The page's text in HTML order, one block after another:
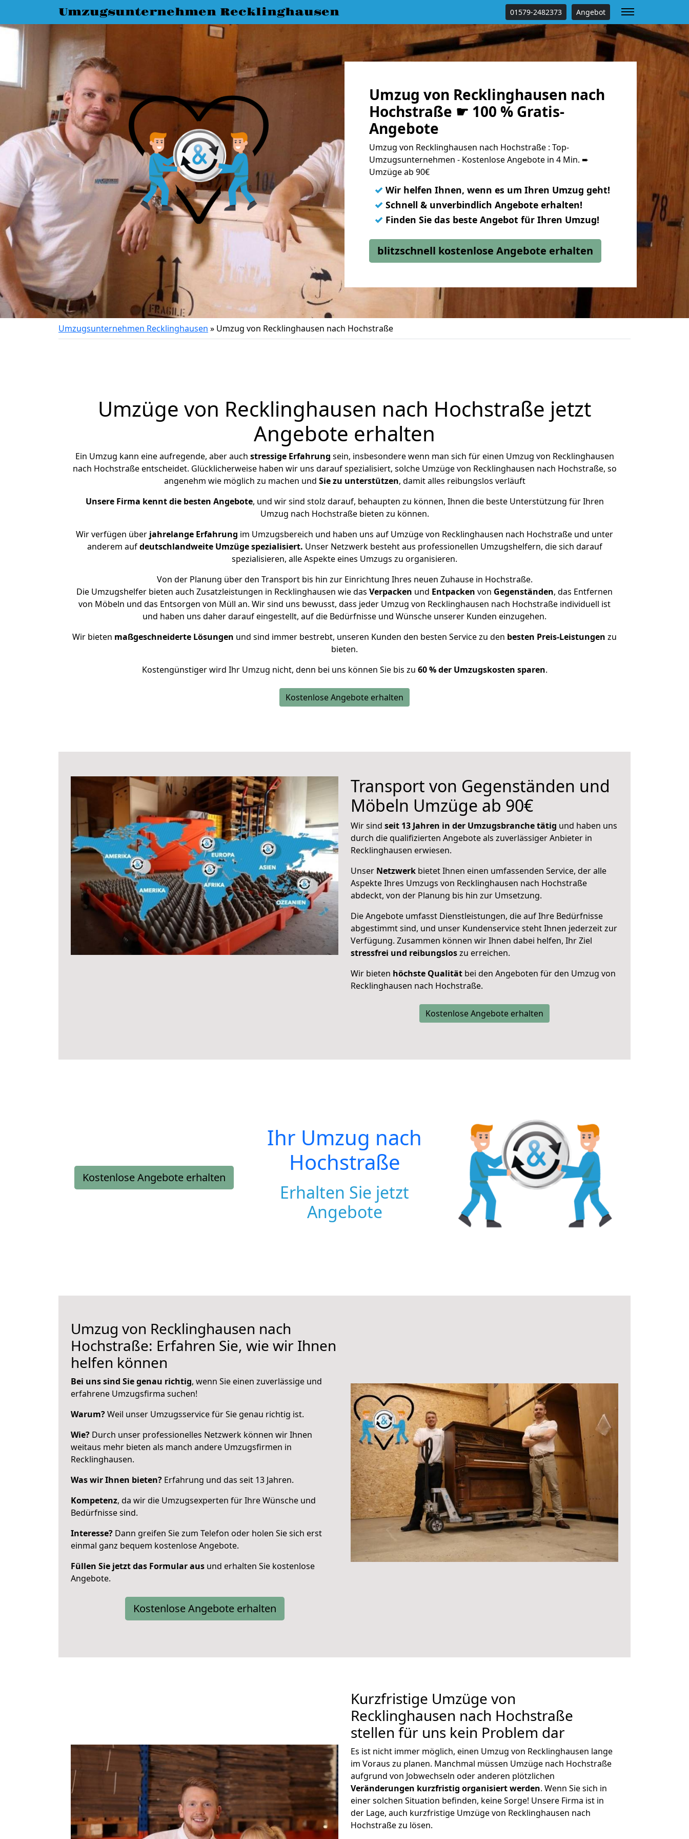
Umzugsunternehmen Recklinghausen 01579-2482373 Angebot
Umzug von Recklinghausen nach
Hochstraße ☛ 100 % Gratis-
Angebote
Umzug von Recklinghausen nach Hochstraße : Top-
Umzugsunternehmen - Kostenlose Angebote in 4 Min. ➨
Umzüge ab 90€
✓ Wir helfen Ihnen, wenn es um Ihren Umzug geht!
✓ Schnell & unverbindlich Angebote erhalten!
✓ Finden Sie das beste Angebot für Ihren Umzug!
blitzschnell kostenlose Angebote erhalten
Umzugsunternehmen Recklinghausen » Umzug von Recklinghausen nach Hochstraße
Umzüge von Recklinghausen nach Hochstraße jetzt
Angebote erhalten
Ein Umzug kann eine aufregende, aber auch stressige Erfahrung sein, insbesondere wenn man sich für einen Umzug von Recklinghausen
nach Hochstraße entscheidet. Glücklicherweise haben wir uns darauf spezialisiert, solche Umzüge von Recklinghausen nach Hochstraße, so
angenehm wie möglich zu machen und Sie zu unterstützen, damit alles reibungslos verläuft
Unsere Firma kennt die besten Angebote, und wir sind stolz darauf, behaupten zu können, Ihnen die beste Unterstützung für Ihren
Umzug nach Hochstraße bieten zu können.
Wir verfügen über jahrelange Erfahrung im Umzugsbereich und haben uns auf Umzüge von Recklinghausen nach Hochstraße und unter
anderem aufdeutschlandweite Umzüge spezialisiert. Unser Netzwerk besteht aus professionellen Umzugshelfern, die sich darauf
spezialisieren, alle Aspekte eines Umzugs zu organisieren.
Von der Planung über den Transport bis hin zur Einrichtung Ihres neuen Zuhause in Hochstraße.
Die Umzugshelfer bieten auch Zusatzleistungen in Recklinghausen wie das Verpacken und Entpacken von Gegenständen, das Entfernen
von Möbeln und das Entsorgen von Müll an. Wir sind uns bewusst, dass jeder Umzug von Recklinghausen nach Hochstraße individuell ist
und haben uns daher darauf eingestellt, auf die Bedürfnisse und Wünsche unserer Kunden einzugehen.
Wir bieten maßgeschneiderte Lösungen und sind immer bestrebt, unseren Kunden den besten Service zu den besten Preis-Leistungen zu
bieten.
Kostengünstiger wird Ihr Umzug nicht, denn bei uns können Sie bis zu 60 % der Umzugskosten sparen.
Kostenlose Angebote erhalten
Transport von Gegenständen und
Möbeln Umzüge ab 90€
Wir sind seit 13 Jahren in der Umzugsbranche tätig und haben uns
durch die qualifizierten Angebote als zuverlässiger Anbieter in
Recklinghausen erwiesen.
Unser Netzwerk bietet Ihnen einen umfassenden Service, der alle
Aspekte Ihres Umzugs von Recklinghausen nach Hochstraße
abdeckt, von der Planung bis hin zur Umsetzung.
Die Angebote umfasst Dienstleistungen, die auf Ihre Bedürfnisse
abgestimmt sind, und unser Kundenservice steht Ihnen jederzeit zur
Verfügung. Zusammen können wir Ihnen dabei helfen, Ihr Ziel
stressfrei und reibungsloszu erreichen.
Wir bieten höchste Qualität bei den Angeboten für den Umzug von
Recklinghausen nach Hochstraße.
Kostenlose Angebote erhalten
Kostenlose Angebote erhalten
Ihr Umzug nach
Hochstraße
Erhalten Sie jetzt
Angebote
Umzug von Recklinghausen nach
Hochstraße: Erfahren Sie, wie wir Ihnen
helfen können
Bei uns sind Sie genau richtig, wenn Sie einen zuverlässige und
erfahrene Umzugsfirma suchen!
Warum?Weil unser Umzugsservice für Sie genau richtig ist.
Wie? Durch unser professionelles Netzwerk können wir Ihnen
weitaus mehr bieten als manch andere Umzugsfirmen in
Recklinghausen.
Was wir Ihnen bieten? Erfahrung und das seit 13 Jahren.
Kompetenz, da wir die Umzugsexperten für Ihre Wünsche und
Bedürfnisse sind.
Interesse? Dann greifen Sie zum Telefon oder holen Sie sich erst
einmal ganz bequem kostenlose Angebote.
Füllen Sie jetzt das Formular aus und erhalten Sie kostenlose
Angebote.
Kostenlose Angebote erhalten
Kurzfristige Umzüge von
Recklinghausen nach Hochstraße
stellen für uns kein Problem dar
Es ist nicht immer möglich, einen Umzug von Recklinghausen lange
im Voraus zu planen. Manchmal müssen Umzüge nach Hochstraße
aufgrund von Jobwechseln oder anderen plötzlichen
Veränderungen kurzfristig organisiert werden. Wenn Sie sich in
einer solchen Situation befinden, keine Sorge! Unsere Firma ist in
der Lage, auch kurzfristige Umzüge von Recklinghausen nach
Hochstraße zu lösen.